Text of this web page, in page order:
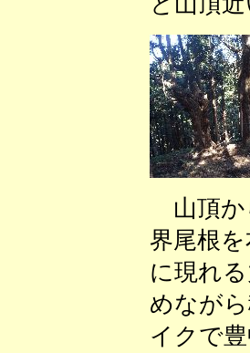
山頂か
界尾根
に現れ
めなが
イクで